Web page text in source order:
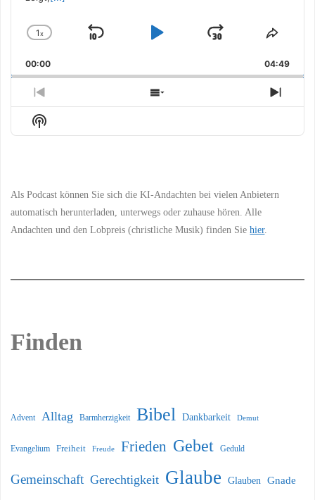
Change
Rate
1x
Skip
Play
Jump
Forward
Share
00:00 04:49
Previous
Episode
Show
Episodes
Next
Show
Podcast
Als Podcast können Sie sich die KI-Andachten bei vielen Anbietern
automatisch herunterladen, unterwegs oder zuhause hören. Alle
Andachten und den Lobpreis (christliche Musik) finden Siehier.
Finden
Advent Alltag Barmherzigkeit Bibel Dankbarkeit Demut
Evangelium Freiheit Freude Frieden Gebet Geduld
Gemeinschaft Gerechtigkeit Glaube Glauben Gnade